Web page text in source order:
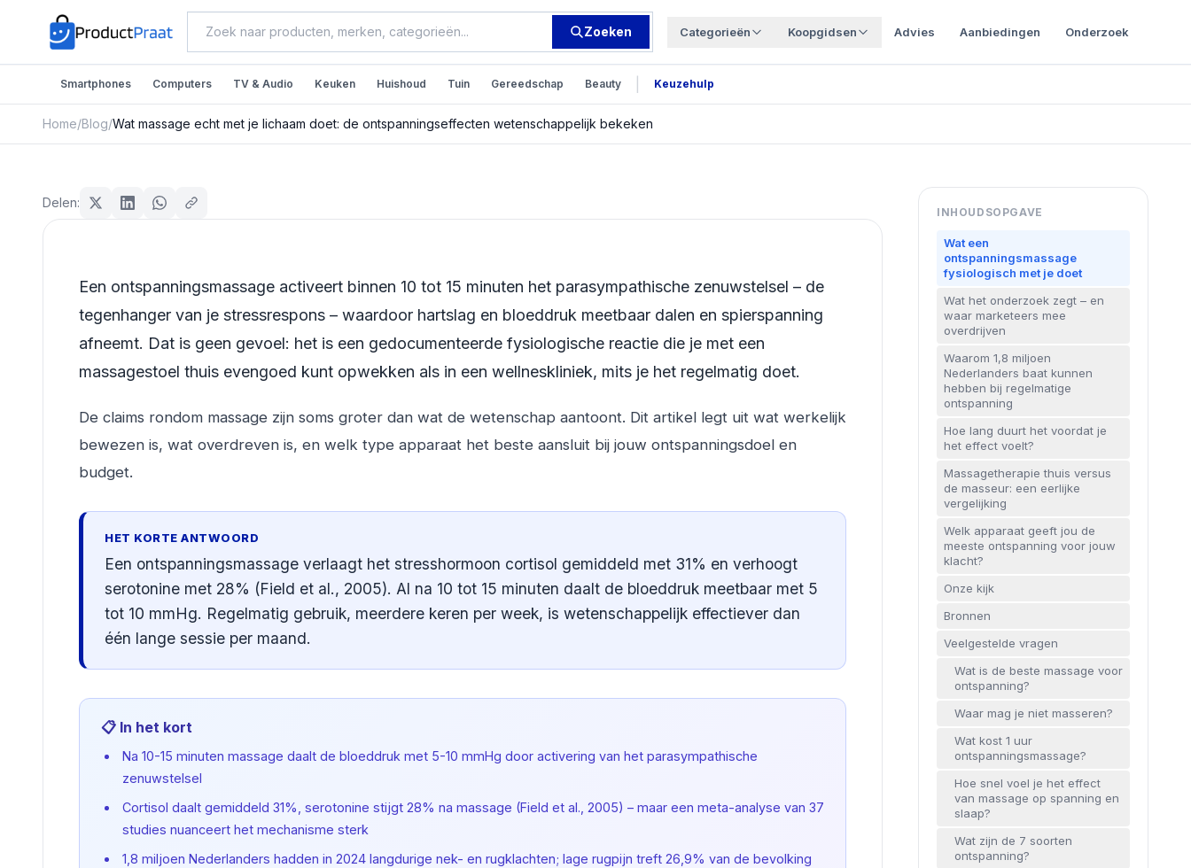
Zoeken Categorieën Koopgidsen Advies Aanbiedingen Onderzoek
Smartphones Computers TV & Audio Keuken Huishoud Tuin Gereedschap Beauty Keuzehulp
Home/Blog/Wat massage echt met je lichaam doet: de ontspanningseffecten wetenschappelijk bekeken
Wat massage echt met je lichaam doet: de
ontspanningseffecten wetenschappelijk
bekeken
Redactie ProductPraat
Bijgewerkt: 25 juli 2026 min leestijd
Delen:
Een ontspanningsmassage activeert binnen 10 tot 15 minuten het parasympathische zenuwstelsel – de
tegenhanger van je stressrespons – waardoor hartslag en bloeddruk meetbaar dalen en spierspanning
afneemt. Dat is geen gevoel: het is een gedocumenteerde fysiologische reactie die je met een
massagestoel thuis evengoed kunt opwekken als in een wellneskliniek, mits je het regelmatig doet.
De claims rondom massage zijn soms groter dan wat de wetenschap aantoont. Dit artikel legt uit wat werkelijk
bewezen is, wat overdreven is, en welk type apparaat het beste aansluit bij jouw ontspanningsdoel en
budget.
HET KORTE ANTWOORD
Een ontspanningsmassage verlaagt het stresshormoon cortisol gemiddeld met 31% en verhoogt
serotonine met 28% (Field et al., 2005). Al na 10 tot 15 minuten daalt de bloeddruk meetbaar met 5
tot 10 mmHg. Regelmatig gebruik, meerdere keren per week, is wetenschappelijk effectiever dan
één lange sessie per maand.
📋 In het kort
Na 10-15 minuten massage daalt de bloeddruk met 5-10 mmHg door activering van het parasympathische
zenuwstelsel
Cortisol daalt gemiddeld 31%, serotonine stijgt 28% na massage (Field et al., 2005) – maar een meta-analyse van 37
studies nuanceert het mechanisme sterk
1,8 miljoen Nederlanders hadden in 2024 langdurige nek- en rugklachten; lage rugpijn treft 26,9% van de bevolking
INHOUDSOPGAVE
Wat een
ontspanningsmassage
fysiologisch met je doet
Wat het onderzoek zegt – en
waar marketeers mee
overdrijven
Waarom 1,8 miljoen
Nederlanders baat kunnen
hebben bij regelmatige
ontspanning
Hoe lang duurt het voordat je
het effect voelt?
Massagetherapie thuis versus
de masseur: een eerlijke
vergelijking
Welk apparaat geeft jou de
meeste ontspanning voor jouw
klacht?
Onze kijk
Bronnen
Veelgestelde vragen
Wat is de beste massage voor
ontspanning?
Waar mag je niet masseren?
Wat kost 1 uur
ontspanningsmassage?
Hoe snel voel je het effect
van massage op spanning en
slaap?
Wat zijn de 7 soorten
ontspanning?